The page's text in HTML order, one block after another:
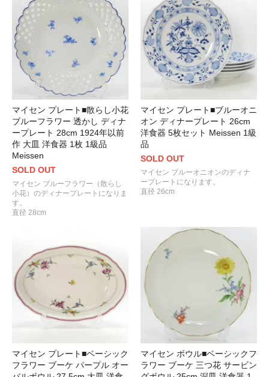
マイセン プレート■散らし小花
ブルーフラワー 透かし ディナ
ープレート 28cm 1924年以前
作 大皿 洋食器 1枚 1級品
Meissen
SOLD OUT
マイセン ブルーフラワー（散らし
小花）のディナープレートになりま
す。
直径 28cm
マイセン プレート■ブルーオニ
オン ディナープレート 26cm
洋食器 5枚セット Meissen 1級
品
SOLD OUT
マイセン ブルーオニオンのディナ
ープレートになります。
直径 26cm
マイセン プレート■ベーシック
フラワー ブーケ パープル オー
マイセン ボウル■ベーシックフ
ラワー ブーケ 三つ花 サービン